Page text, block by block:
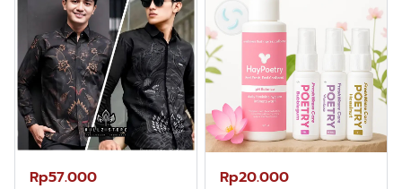
Rp57.000 Rp20.000